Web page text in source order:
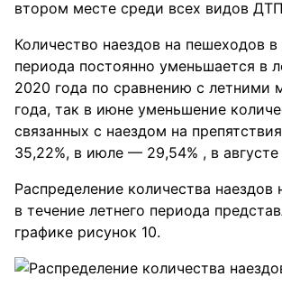
втором месте среди всех видов
Количество наездов на пешеходов в
периода постоянно уменьшается в
2020 года по сравнению с летними
года, так в июне уменьшение
связанных с наездом на
35,22%, в июле — 29,54% , в
Распределение количества наездов
в течение летнего периода
графике рисунок 10.